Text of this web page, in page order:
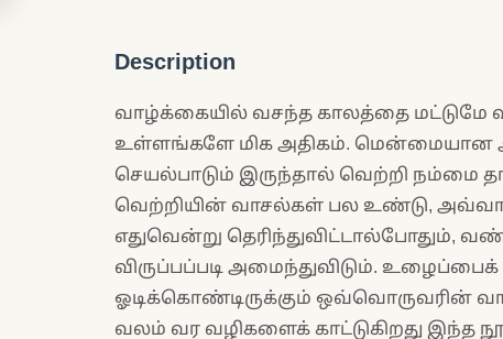
Description
வாழ்க்கையில் வசந்த காலத்தை மட்டுமே
உள்ளங்களே மிக அதிகம். மென்மையான
செயல்பாடும் இருந்தால் வெற்றி நம்மை
வெற்றியின் வாசல்கள் பல உண்டு,
எதுவென்று
விருப்பப்படி அமைந்துவிடும்.
ஓடிக்கொண்டிருக்கும் ஒவ்வொருவரின்
வலம் வர வழிகளைக் காட்டுகிறது இந்த